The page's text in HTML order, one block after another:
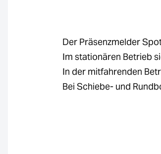
Der Präsenzmelder
Im stationären Betrieb
In der mitfahrenden
Bei Schiebe- und